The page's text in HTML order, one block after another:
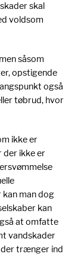
skal
voldsom
såsom
opstigende
også
tøbrud, hvor
ikke er
der ikke er
kan man dog
kan
at omfatte
vandskader
der trænger ind